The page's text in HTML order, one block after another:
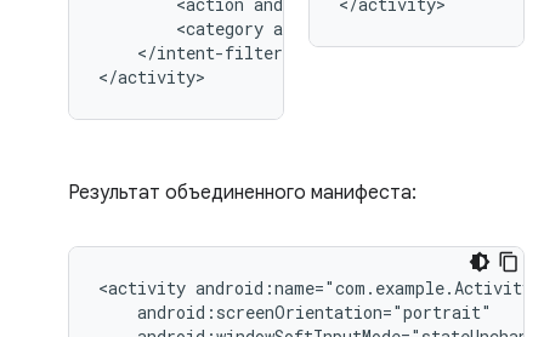
<category
</intent-filter>
</activity>
Результат объединенного манифеста:
<activity